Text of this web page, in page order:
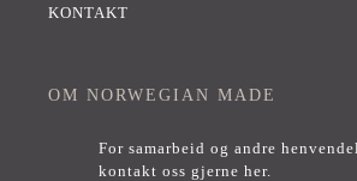
KONTAKT
OM NORWEGIAN MADE
For samarbeid og andre
kontakt oss gjerne her.